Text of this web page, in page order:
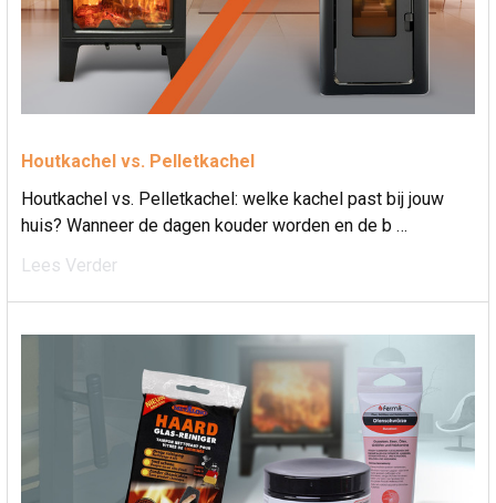
Houtkachel vs. Pelletkachel
Houtkachel vs. Pelletkachel: welke kachel past bij jouw
huis? Wanneer de dagen kouder worden en de b …
Lees Verder